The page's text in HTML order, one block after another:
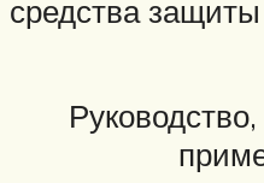
средства